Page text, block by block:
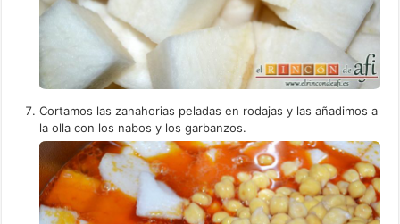
Cortamos las zanahorias peladas en rodajas y las añadimos a
la olla con los nabos y los garbanzos.